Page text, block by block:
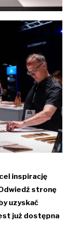
inspirację
stronę
uzyskać
już dostępna